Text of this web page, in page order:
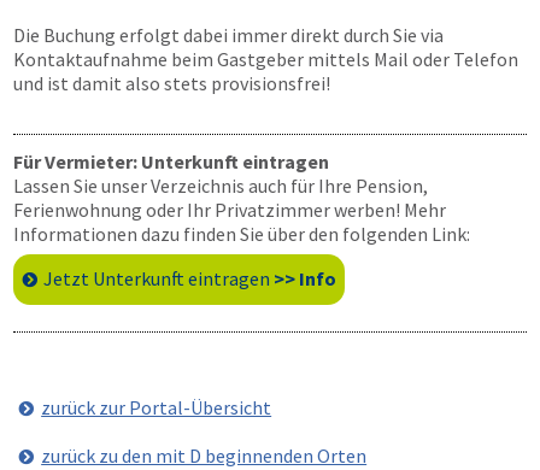
Die Buchung erfolgt dabei immer direkt durch Sie via
Kontaktaufnahme beim Gastgeber mittels Mail oder Telefon
und ist damit also stets provisionsfrei!
Für Vermieter: Unterkunft eintragen
Lassen Sie unser Verzeichnis auch für Ihre Pension,
Ferienwohnung oder Ihr Privatzimmer werben! Mehr
Informationen dazu finden Sie über den folgenden Link:
Jetzt Unterkunft eintragen >> Info
zurück zur Portal-Übersicht
zurück zu den mit D beginnenden Orten